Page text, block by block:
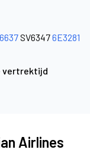
SV63476E3281
vertrektijd
Airlines